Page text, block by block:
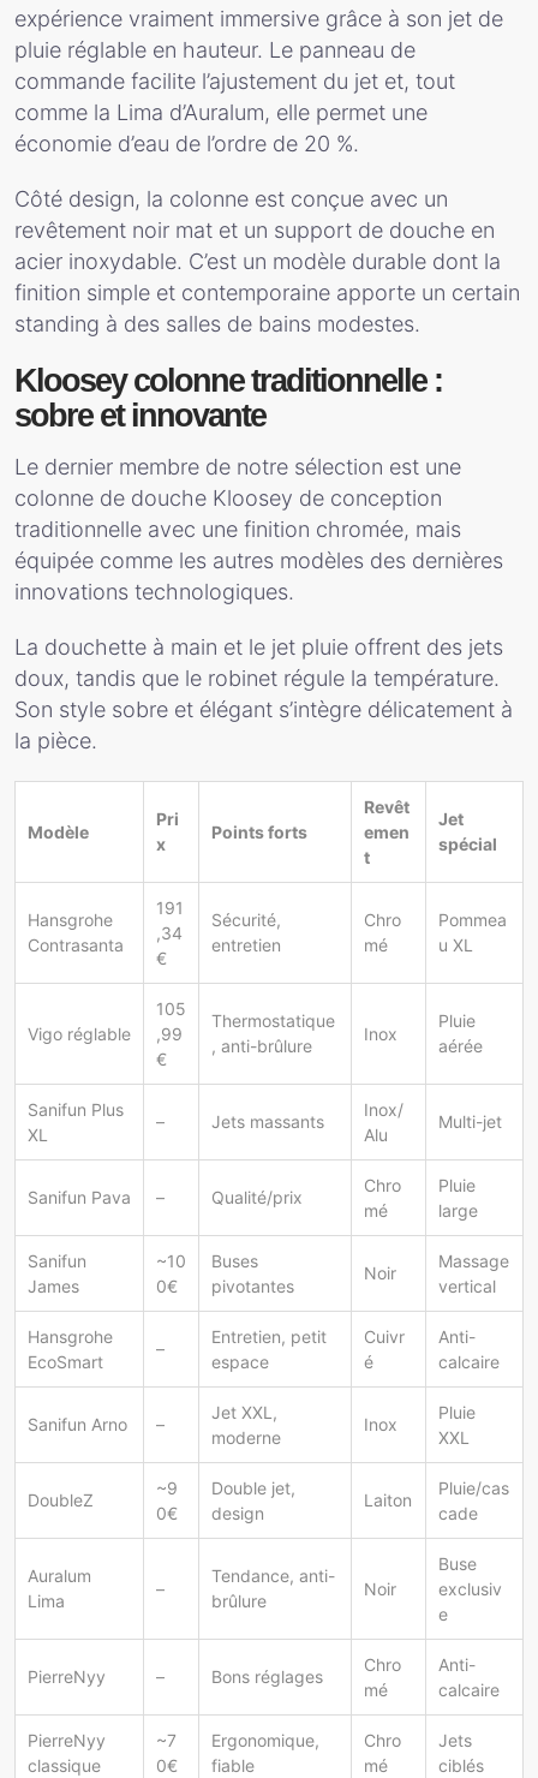
expérience vraiment immersive grâce à son jet de
pluie réglable en hauteur. Le panneau de
commande facilite l’ajustement du jet et, tout
comme la Lima d’Auralum, elle permet une
économie d’eau de l’ordre de 20 %.
Côté design, la colonne est conçue avec un
revêtement noir mat et un support de douche en
acier inoxydable. C’est un modèle durable dont la
finition simple et contemporaine apporte un certain
standing à des salles de bains modestes.
Kloosey colonne traditionnelle :
sobre et innovante
Le dernier membre de notre sélection est une
colonne de douche Kloosey de conception
traditionnelle avec une finition chromée, mais
équipée comme les autres modèles des dernières
innovations technologiques.
La douchette à main et le jet pluie offrent des jets
doux, tandis que le robinet régule la température.
Son style sobre et élégant s’intègre délicatement à
la pièce.
Modèle
Pri
x
Points forts
Revêt
emen
t
Jet
spécial
Hansgrohe
Contrasanta
191
,34
€
Sécurité,
entretien
Chro
mé
Pommea
u XL
Vigo réglable
105
,99
€
Thermostatique
, anti-brûlure
Inox
Pluie
aérée
Sanifun Plus
XL
– Jets massants
Inox/
Alu
Multi-jet
Sanifun Pava – Qualité/prix
Chro
mé
Pluie
large
Sanifun
James
~10
0€
Buses
pivotantes
Noir
Massage
vertical
Hansgrohe
EcoSmart
–
Entretien, petit
espace
Cuivr
é
Anti-
calcaire
Sanifun Arno –
Jet XXL,
moderne
Inox
Pluie
XXL
DoubleZ
~9
0€
Double jet,
design
Laiton
Pluie/cas
cade
Auralum
Lima
–
Tendance, anti-
brûlure
Noir
Buse
exclusiv
e
PierreNyy – Bons réglages
Chro
mé
Anti-
calcaire
PierreNyy
classique
~7
0€
Ergonomique,
fiable
Chro
mé
Jets
ciblés